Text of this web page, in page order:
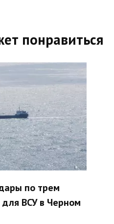
понравиться
по трем
для ВСУ в Черном